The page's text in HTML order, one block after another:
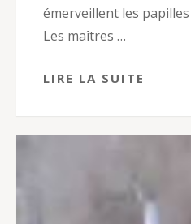
émerveillent les
Les maîtres …
LIRE LA SUITE